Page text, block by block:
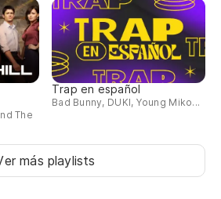
The
Trap en español
Bad Bunny, DUKI, Young Miko...
más playlists